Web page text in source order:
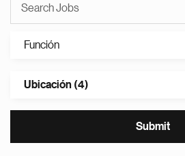
Función
Ubicación (4)